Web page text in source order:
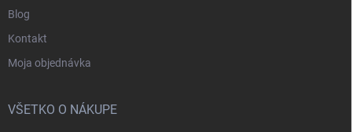
Blog
Kontakt
Moja objednávka
VŠETKO O NÁKUPE